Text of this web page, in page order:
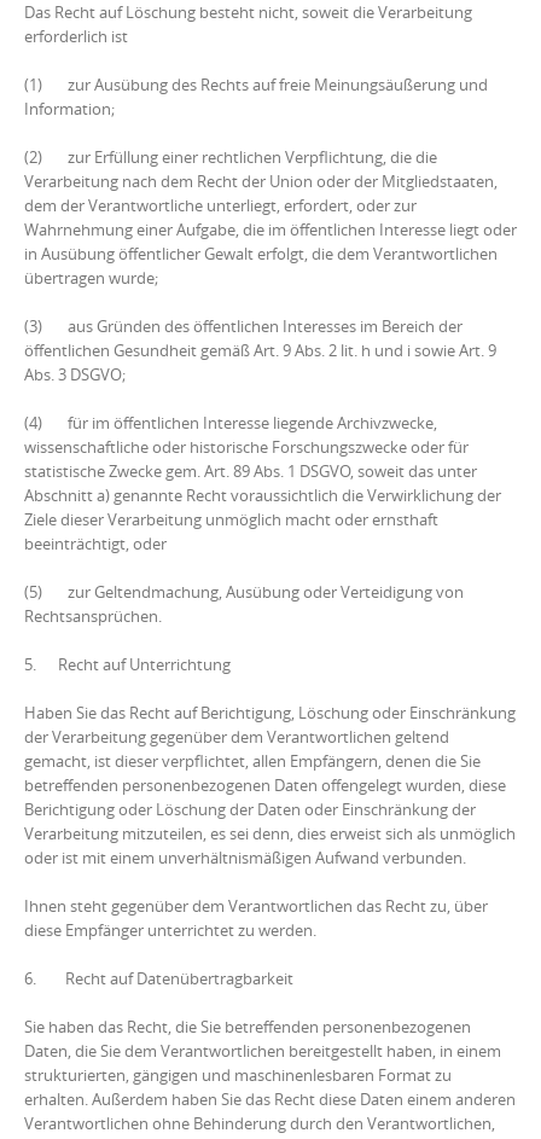
Das Recht auf Löschung besteht nicht, soweit die Verarbeitung
erforderlich ist
(1) zur Ausübung des Rechts auf freie Meinungsäußerung und
Information;
(2) zur Erfüllung einer rechtlichen Verpflichtung, die die
Verarbeitung nach dem Recht der Union oder der Mitgliedstaaten,
dem der Verantwortliche unterliegt, erfordert, oder zur
Wahrnehmung einer Aufgabe, die im öffentlichen Interesse liegt oder
in Ausübung öffentlicher Gewalt erfolgt, die dem Verantwortlichen
übertragen wurde;
(3) aus Gründen des öffentlichen Interesses im Bereich der
öffentlichen Gesundheit gemäß Art. 9 Abs. 2 lit. h und i sowie Art. 9
Abs. 3 DSGVO;
(4) für im öffentlichen Interesse liegende Archivzwecke,
wissenschaftliche oder historische Forschungszwecke oder für
statistische Zwecke gem. Art. 89 Abs. 1 DSGVO, soweit das unter
Abschnitt a) genannte Recht voraussichtlich die Verwirklichung der
Ziele dieser Verarbeitung unmöglich macht oder ernsthaft
beeinträchtigt, oder
(5) zur Geltendmachung, Ausübung oder Verteidigung von
Rechtsansprüchen.
5. Recht auf Unterrichtung
Haben Sie das Recht auf Berichtigung, Löschung oder Einschränkung
der Verarbeitung gegenüber dem Verantwortlichen geltend
gemacht, ist dieser verpflichtet, allen Empfängern, denen die Sie
betreffenden personenbezogenen Daten offengelegt wurden, diese
Berichtigung oder Löschung der Daten oder Einschränkung der
Verarbeitung mitzuteilen, es sei denn, dies erweist sich als unmöglich
oder ist mit einem unverhältnismäßigen Aufwand verbunden.
Ihnen steht gegenüber dem Verantwortlichen das Recht zu, über
diese Empfänger unterrichtet zu werden.
6. Recht auf Datenübertragbarkeit
Sie haben das Recht, die Sie betreffenden personenbezogenen
Daten, die Sie dem Verantwortlichen bereitgestellt haben, in einem
strukturierten, gängigen und maschinenlesbaren Format zu
erhalten. Außerdem haben Sie das Recht diese Daten einem anderen
Verantwortlichen ohne Behinderung durch den Verantwortlichen,